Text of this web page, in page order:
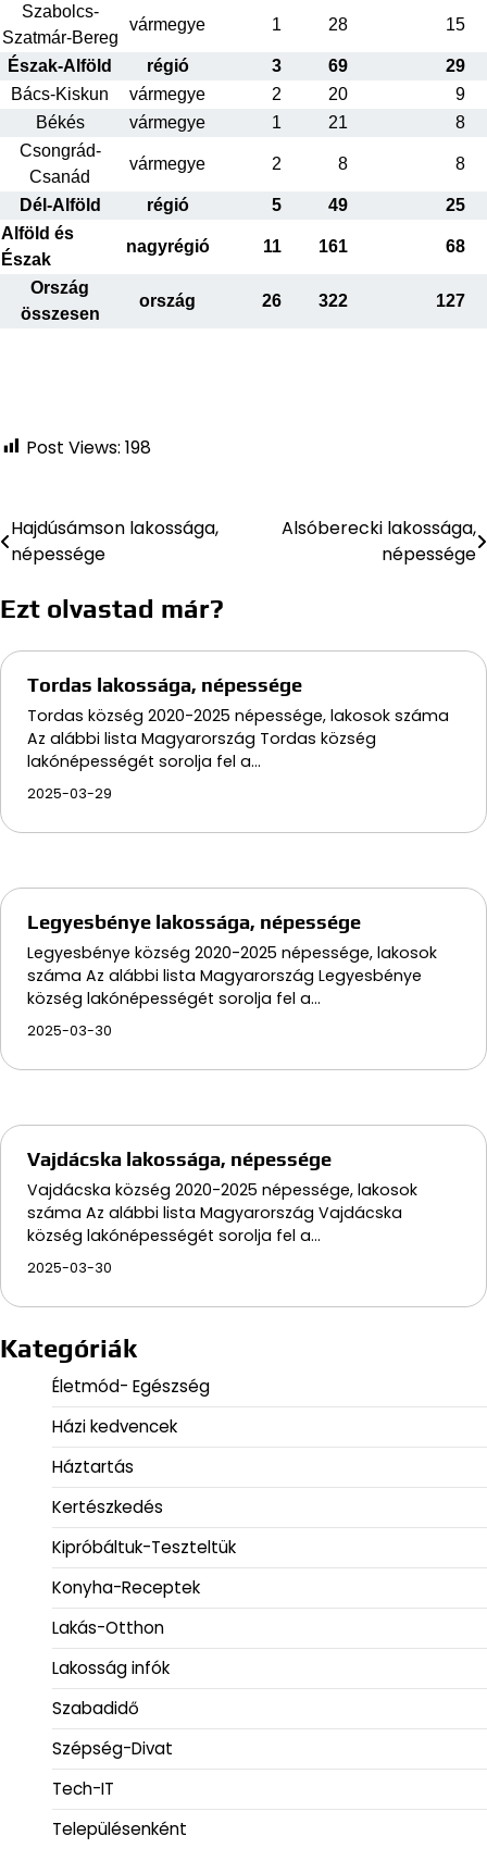
Szabolcs-
Szatmár-Bereg
vármegye 1 28 15
Észak-Alföld régió 3 69
29
Bács-Kiskun
vármegye 2 20
9
Békés
vármegye 1 21
8
Csongrád-
Csanád
vármegye 2 8 8
Dél-Alföld régió 5 49
25
Alföld és
Észak
nagyrégió 11 161 68
Ország
összesen
ország 26 322 127
Post Views: 198
Bejegyzés
navigáció
Hajdúsámson lakossága,
népessége
Alsóberecki lakossága,
népessége
Ezt olvastad már?
Tordas lakossága, népessége
Tordas község 2020-2025 népessége, lakosok száma
Az alábbi lista Magyarország Tordas község
lakónépességét sorolja fel a…
2025-03-29
Legyesbénye lakossága, népessége
Legyesbénye község 2020-2025 népessége, lakosok
száma Az alábbi lista Magyarország Legyesbénye
község lakónépességét sorolja fel a…
2025-03-30
Vajdácska lakossága, népessége
Vajdácska község 2020-2025 népessége, lakosok
száma Az alábbi lista Magyarország Vajdácska
község lakónépességét sorolja fel a…
2025-03-30
Kategóriák
Életmód- Egészség
Házi kedvencek
Háztartás
Kertészkedés
Kipróbáltuk-Teszteltük
Konyha-Receptek
Lakás-Otthon
Lakosság infók
Szabadidő
Szépség-Divat
Tech-IT
Településenként